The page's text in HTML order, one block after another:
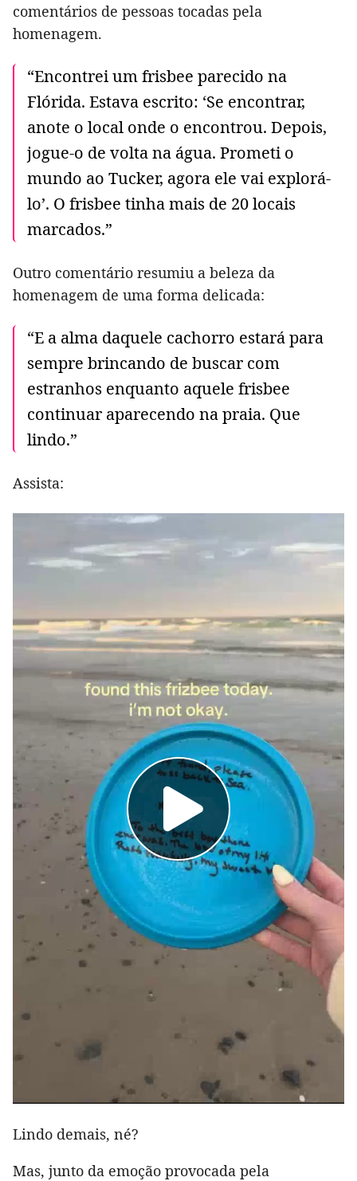
comentários de pessoas tocadas pela
homenagem.
“Encontrei um frisbee parecido na
Flórida. Estava escrito: ‘Se encontrar,
anote o local onde o encontrou. Depois,
jogue-o de volta na água. Prometi o
mundo ao Tucker, agora ele vai explorá-
lo’. O frisbee tinha mais de 20 locais
marcados.”
Outro comentário resumiu a beleza da
homenagem de uma forma delicada:
“E a alma daquele cachorro estará para
sempre brincando de buscar com
estranhos enquanto aquele frisbee
continuar aparecendo na praia. Que
lindo.”
Assista:
Lindo demais, né?
Mas, junto da emoção provocada pela